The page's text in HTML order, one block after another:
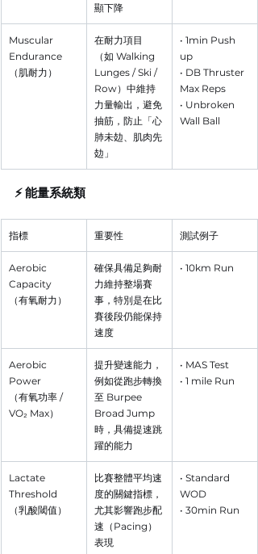
顯下降
Muscular
Endurance
（肌耐力）
在耐力項目
（如 Walking
Lunges / Ski /
Row）中維持
力量輸出，避免
抽筋，防止 「心
肺未攰、肌肉先
攰」
• 1min Push
up
• DB Thruster
Max Reps
• Unbroken
Wall Ball
⚡ 能量系統類
指標 重要性 測試例子
Aerobic
Capacity
（有氧耐力）
確保具備足夠耐
力維持整場賽
事，特別是在比
賽後段仍能保持
速度
• 10km Run
Aerobic
Power
（有氧功率 /
VO₂ Max）
提升變速能力，
例如從跑步轉換
至 Burpee
Broad Jump
時，具備提速跳
躍的能力
• MAS Test
• 1 mile Run
Lactate
Threshold
（乳酸閾值）
比賽整體平均速
度的關鍵指標，
尤其影響跑步配
速（Pacing）
表現
• Standard
WOD
• 30min Run